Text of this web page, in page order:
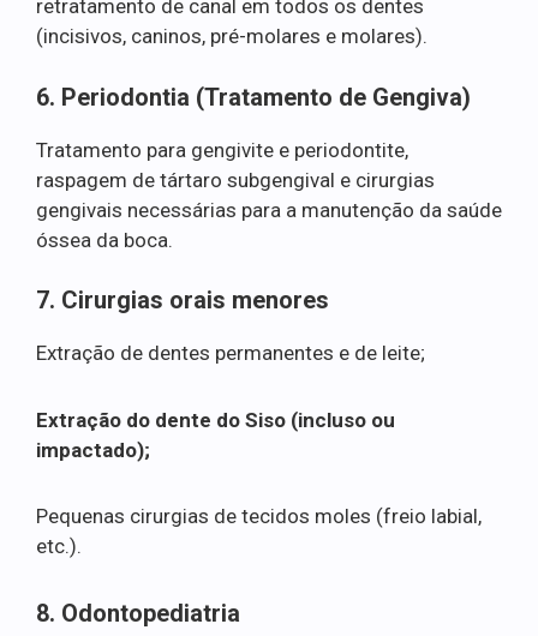
retratamento de canal em todos os dentes
(incisivos, caninos, pré-molares e molares).
6. Periodontia (Tratamento de Gengiva)
Tratamento para gengivite e periodontite,
raspagem de tártaro subgengival e cirurgias
gengivais necessárias para a manutenção da saúde
óssea da boca.
7. Cirurgias orais menores
Extração de dentes permanentes e de leite;
Extração do dente do Siso (incluso ou
impactado);
Pequenas cirurgias de tecidos moles (freio labial,
etc.).
8. Odontopediatria